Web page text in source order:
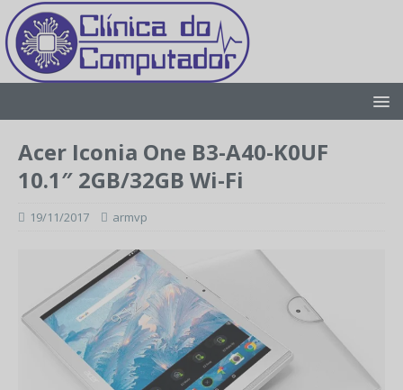
Acer Iconia One B3-A40-K0UF
10.1″ 2GB/32GB Wi-Fi
19/11/2017 armvp